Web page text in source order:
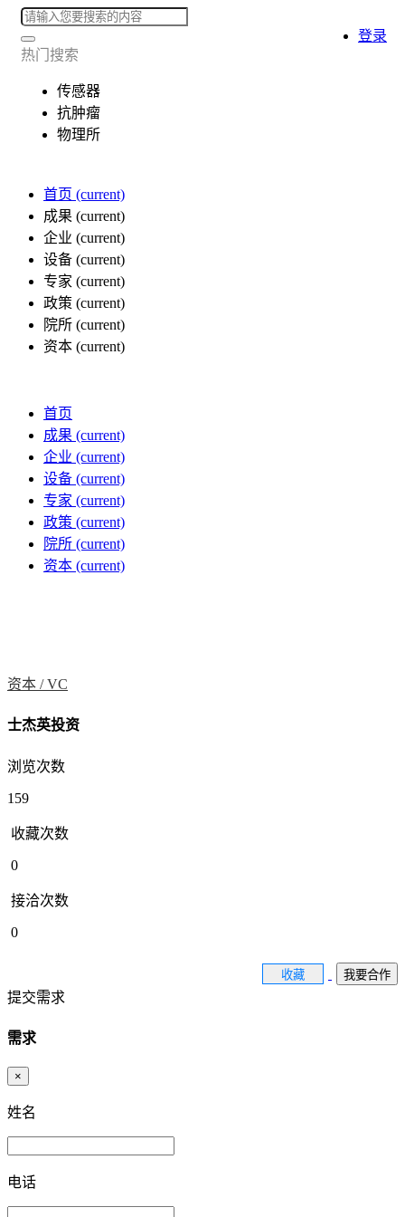
热门搜索
传感器
抗肿瘤
物理所
首页 (current)
成果 (current)
企业 (current)
设备 (current)
专家 (current)
政策 (current)
院所 (current)
资本 (current)
登录
首页
成果 (current)
企业 (current)
设备 (current)
专家 (current)
政策 (current)
院所 (current)
资本 (current)
资本 /VC
士杰英投资
浏览次数
159
收藏次数
0
接洽次数
0
收藏 我要合作
提交需求
需求
×
姓名
电话